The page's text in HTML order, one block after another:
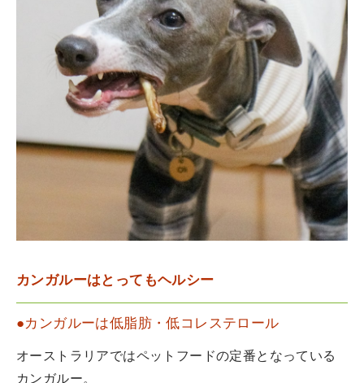
カンガルーはとってもヘルシー
●カンガルーは低脂肪・低コレステロール
オーストラリアではペットフードの定番となっている
カンガルー。